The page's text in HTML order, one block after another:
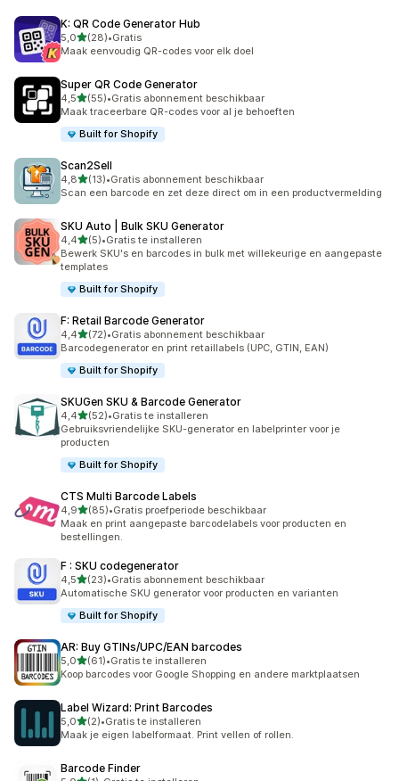
K: QR Code Generator Hub
5,0van 5 sterren
(28)
28 recensies in totaal
•Gratis
Maak eenvoudig QR-codes voor elk doel
Super QR Code Generator
4,5van 5 sterren
(55)
55 recensies in totaal
•Gratis abonnement beschikbaar
Maak traceerbare QR-codes voor al je behoeften
Built for Shopify
Scan2Sell
4,8van 5 sterren
(13)
13 recensies in totaal
•Gratis abonnement beschikbaar
Scan een barcode en zet deze direct om in een productvermelding
SKU Auto | Bulk SKU Generator
4,4van 5 sterren
(5)
5 recensies in totaal
•Gratis te installeren
Bewerk SKU's en barcodes in bulk met willekeurige en aangepaste
templates
Built for Shopify
F: Retail Barcode Generator
4,4van 5 sterren
(72)
72 recensies in totaal
•Gratis abonnement beschikbaar
Barcodegenerator en print retaillabels (UPC, GTIN, EAN)
Built for Shopify
SKUGen SKU & Barcode Generator
4,4van 5 sterren
(52)
52 recensies in totaal
•Gratis te installeren
Gebruiksvriendelijke SKU-generator en labelprinter voor je
producten
Built for Shopify
CTS Multi Barcode Labels
4,9van 5 sterren
(85)
85 recensies in totaal
•Gratis proefperiode beschikbaar
Maak en print aangepaste barcodelabels voor producten en
bestellingen.
F : SKU codegenerator
4,5van 5 sterren
(23)
23 recensies in totaal
•Gratis abonnement beschikbaar
Automatische SKU generator voor producten en varianten
Built for Shopify
AR: Buy GTINs/UPC/EAN barcodes
5,0van 5 sterren
(61)
61 recensies in totaal
•Gratis te installeren
Koop barcodes voor Google Shopping en andere marktplaatsen
Label Wizard: Print Barcodes
5,0van 5 sterren
(2)
2 recensies in totaal
•Gratis te installeren
Maak je eigen labelformaat. Print vellen of rollen.
Barcode Finder